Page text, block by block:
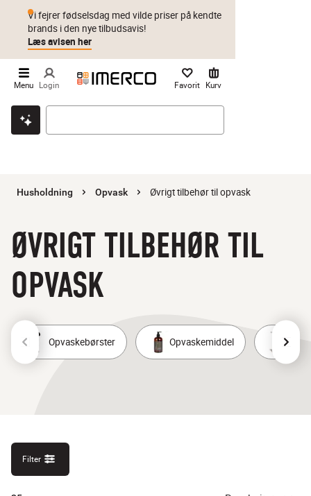
Klik & hent Byt i 1 år Prismatch
Vi fejrer fødselsdag med vilde priser på kendte
brands i den nye tilbudsavis!
Læs avisen her
Menu Login Favorit Kurv
Husholdning Opvask Øvrigt tilbehør til opvask
ØVRIGT TILBEHØR TIL
OPVASK
Opvaskebørster Opvaskemiddel
Filter